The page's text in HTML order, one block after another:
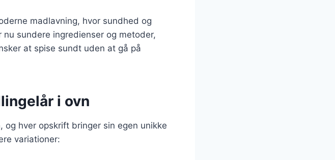
madlavning, hvor sundhed og
sundere ingredienser og metoder,
at spise sundt uden at gå på
i ovn
hver opskrift bringer sin egen unikke
variationer: